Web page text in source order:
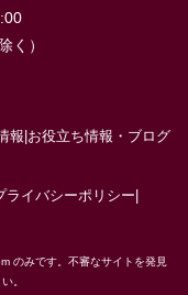
く）
報 お役立ち情報・ブログ
ライバシーポリシー
のみです。不審なサイトを発見
。